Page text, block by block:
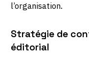
l’organisation.
Stratégie de
éditorial